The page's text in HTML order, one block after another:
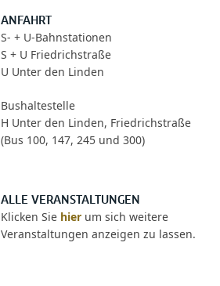
ANFAHRT
S- + U-Bahnstationen
S + U Friedrichstraße
U Unter den Linden
Bushaltestelle
H Unter den Linden, Friedrichstraße
(Bus 100, 147, 245 und 300)
ALLE VERANSTALTUNGEN
Klicken Sie hier um sich weitere
Veranstaltungen anzeigen zu lassen.